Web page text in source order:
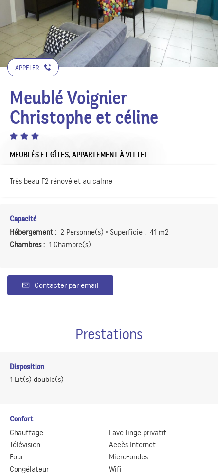
APPELER
Meublé Voignier
Christophe et céline
MEUBLÉS ET GÎTES, APPARTEMENTÀ VITTEL
Très beau F2 rénové et au calme
Capacité
Hébergement : 2 Personne(s) • Superficie : 41 m2
Chambres : 1 Chambre(s)
Contacter par email
Prestations
Disposition
1 Lit(s) double(s)
Confort
Chauffage
Télévision
Four
Congélateur
Lave linge privatif
Accès Internet
Micro-ondes
Wifi